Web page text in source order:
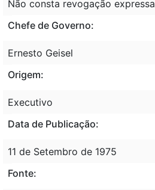
Não consta revogação expressa
Chefe de Governo:
Ernesto Geisel
Origem:
Executivo
Data de Publicação:
11 de Setembro de 1975
Fonte: